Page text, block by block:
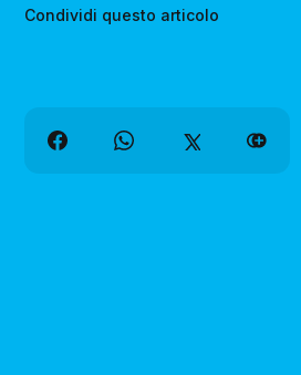
Condividi questo articolo